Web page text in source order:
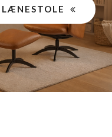
LÆNESTOLE